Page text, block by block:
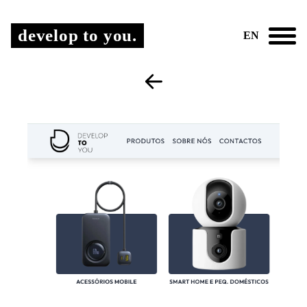
develop to you. EN